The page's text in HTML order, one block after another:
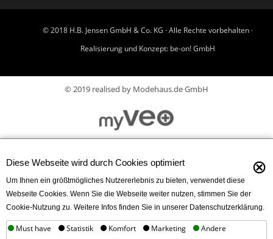
© 2018 H.B. Jensen GmbH & Co. KG · Alle Rechte vorbehalten ·
Realisierung und Konzept: be-on! GmbH
© 2019 realised by Modehaus.de GmbH
Diese Webseite wird durch Cookies optimiert ⊗
Um Ihnen ein größtmögliches Nutzererlebnis zu bieten, verwendet diese
Webseite Cookies. Wenn Sie die Webseite weiter nutzen, stimmen Sie der
Cookie-Nutzung zu. Weitere Infos finden Sie in unserer Datenschutzerklärung.
Must have Statistik Komfort Marketing
Andere